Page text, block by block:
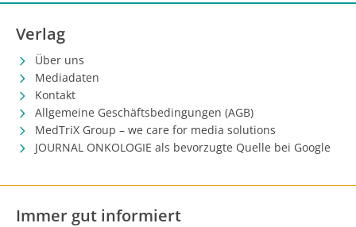
Verlag
Über uns
Mediadaten
Kontakt
Allgemeine Geschäftsbedingungen (AGB)
MedTriX Group – we care for media solutions
JOURNAL ONKOLOGIE als bevorzugte Quelle bei Google
Immer gut informiert